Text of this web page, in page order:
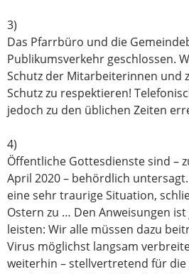
3)
Das Pfarrbüro und die
Publikumsverkehr geschlossen.
Schutz der Mitarbeiterinnen und
Schutz zu respektieren!
jedoch zu den üblichen Zeiten
4)
Öffentliche Gottesdienste sind –
April 2020 – behördlich
eine sehr traurige Situation,
Ostern zu … Den Anweisungen ist
leisten: Wir alle müssen dazu
Virus möglichst langsam
weiterhin – stellvertretend für die